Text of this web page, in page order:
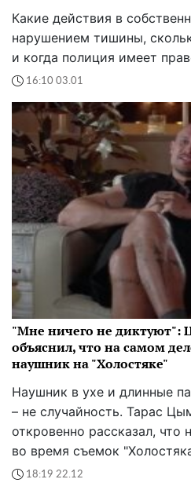
Какие действия в
нарушением тишины,
и когда полиция имеет
16:10 03.01
"Мне ничего не диктуют":
объяснил, что на самом
наушник на "Холостяке"
Наушник в ухе и длинные
– не случайность. Тарас
откровенно рассказал,
во время съемок
18:19 22.12